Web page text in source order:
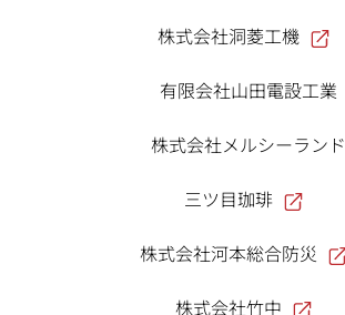
株式会社洞菱工機
有限会社山田電設工業
株式会社メルシーランド
三ツ目珈琲
株式会社河本総合防災
株式会社竹中